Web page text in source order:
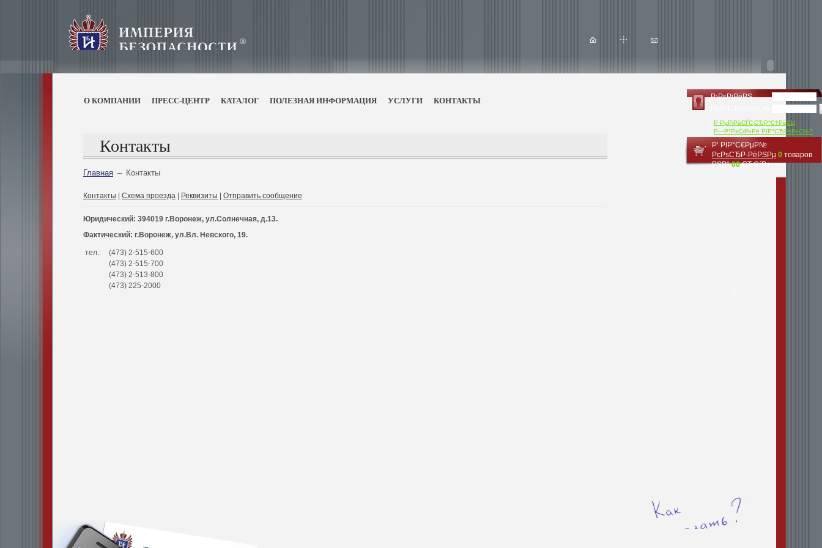
Р›РѕРіРёРЅ
Р РµРіРёСЃС‚СЂР°С†РёСЏ
Р—Р°Р±С‹Р»Рё РїР°СЂРѕР»СЊ?
Р’ РІР°С€РµР№
РєРѕСЂР·РёРЅРµ 0 товаров
РЅР°00СЂСѓР±.
О КОМПАНИИ ПРЕСС-ЦЕНТР КАТАЛОГ ПОЛЕЗНАЯ ИНФОРМАЦИЯ УСЛУГИ КОНТАКТЫ
Контакты
Главная – Контакты
Контакты Схема проезда Реквизиты Отправить сообщение
Юридический: 394019 г.Воронеж, ул.Солнечная, д.13.
Фактический: г.Воронеж, ул.Вл. Невского, 19.
тел.:
(473) 2-515-600
(473) 2-515-700
(473) 2-513-800
(473) 225-2000